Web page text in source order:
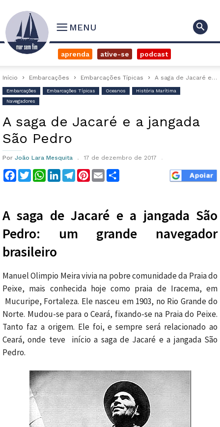
MENU
aprenda ative-se podcast
Início Embarcações Embarcações Típicas A saga de Jacaré e a jangada São Pedro
Embarcações Embarcações Típicas Oceanos
História Marítima
Navegadores
A saga de Jacaré e a jangada
São Pedro
Por João Lara Mesquita 17 de dezembro de 2017
Facebook
TwitterWhatsApp
LinkedInTelegram
Pinterest
Email
A saga de Jacaré e a jangada São
Pedro: um grande navegador
brasileiro
Manuel Olimpio Meira vivia na pobre comunidade da Praia do
Peixe, mais conhecida hoje como praia de Iracema, em
Mucuripe, Fortaleza. Ele nasceu em 1903, no Rio Grande do
Norte. Mudou-se para o Ceará, fixando-se na Praia do Peixe.
Tanto faz a origem. Ele foi, e sempre será relacionado ao
Ceará, onde teve início a saga de Jacaré e a jangada São
Pedro.